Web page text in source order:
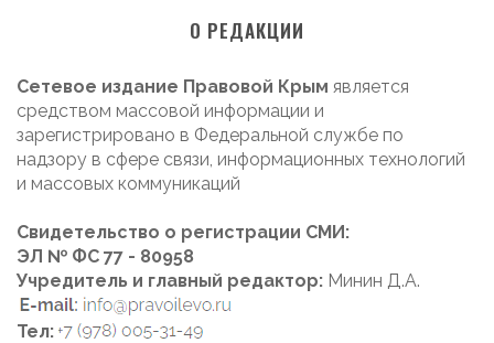
О РЕДАКЦИИ
Сетевое издание Правовой Крым является
средством массовой информации и
зарегистрировано в Федеральной службе по
надзору в сфере связи, информационных технологий
и массовых коммуникаций
Свидетельство о регистрации СМИ:
ЭЛ № ФС 77 - 80958
Учредитель и главный редактор: Минин Д.А.
Тел: